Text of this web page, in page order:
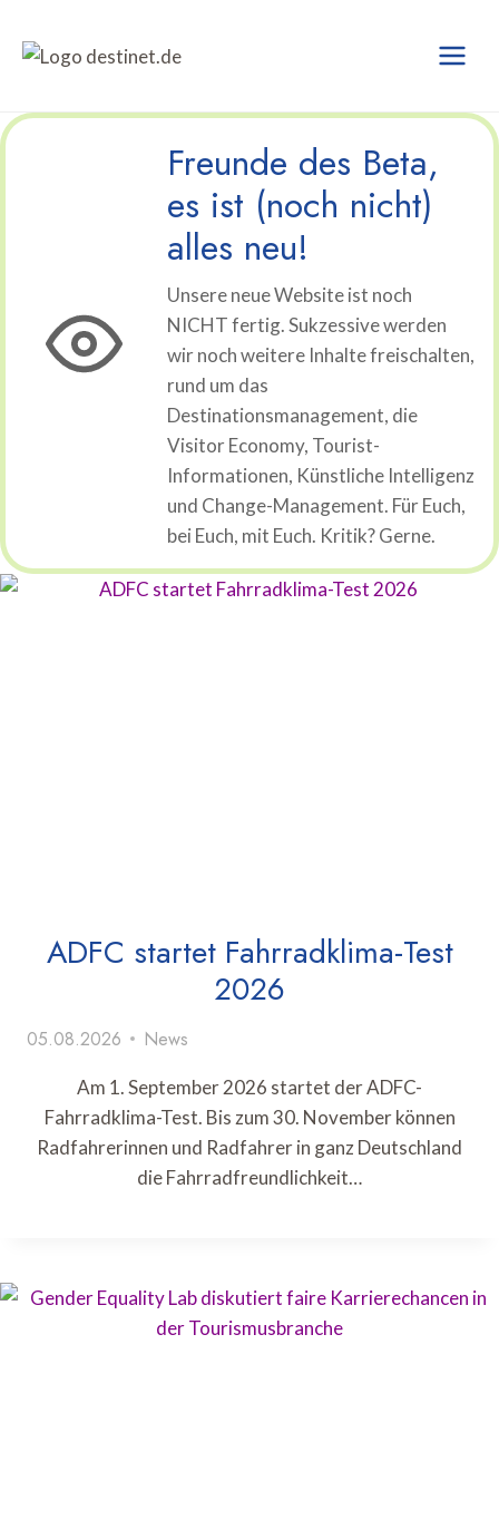
Inhalt
springen
Freunde des Beta,
es ist (noch nicht)
alles neu!
Unsere neue Website ist noch
NICHT fertig. Sukzessive werden
wir noch weitere Inhalte freischalten,
rund um das
Destinationsmanagement, die
Visitor Economy, Tourist-
Informationen, Künstliche Intelligenz
und Change-Management. Für Euch,
bei Euch, mit Euch. Kritik? Gerne.
ADFC startet Fahrradklima-Test
2026
05.08.2026 News
Am 1. September 2026 startet der ADFC-
Fahrradklima-Test. Bis zum 30. November können
Radfahrerinnen und Radfahrer in ganz Deutschland
die Fahrradfreundlichkeit…